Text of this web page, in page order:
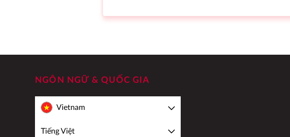
NGÔN NGỮ & QUỐC GIA
Vietnam
Tiếng Việt